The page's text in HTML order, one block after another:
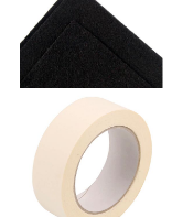
Vải nỉ đen
Băng keo giấy
5cm